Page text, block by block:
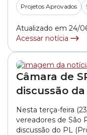
Projetos Aprovados
Atualizado em 24/
Acessar notícia
Câmara de
discussão da
Nesta terça-feira
vereadores de São
discussão do PL